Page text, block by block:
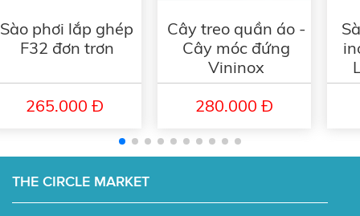
Kiểu dáng thanh lịch và mới lạ
Nhìn vào các phiên bản của dòng sản phẩm Sào phơi
tăng giảm, chúng ta luôn thấy được sự thanh lịch, sang
các chốt định vị, tất đều thể hiện tỉ mỉ, chỉn chu, kết hợp
cao và không nhàm chán như những sào phơi quần áo
Sào phơi lắp ghép
F32 đơn trơn
265.000 Đ
Cây treo quần áo -
Cây móc đứng
Vininox
280.000 Đ
THE CIRCLE MARKET